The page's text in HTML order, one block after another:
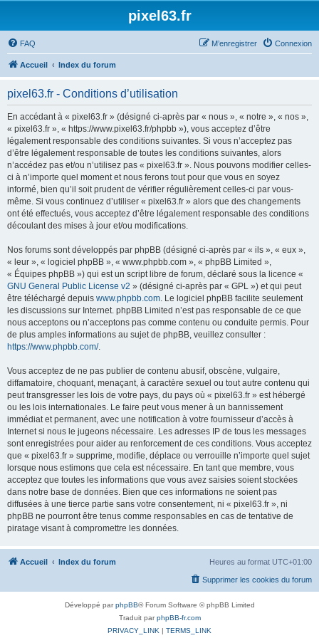
pixel63.fr
FAQ Connexion
M’enregistrer
Accueil Index du forum
pixel63.fr - Conditions d’utilisation
En accédant à « pixel63.fr » (désigné ci-après par « nous », « notre », « nos »,
« pixel63.fr », « https://www.pixel63.fr/phpbb »), vous acceptez d’être
légalement responsable des conditions suivantes. Si vous n’acceptez pas
d’être légalement responsable de toutes les conditions suivantes, alors
n’accédez pas et/ou n’utilisez pas « pixel63.fr ». Nous pouvons modifier celles-
ci à n’importe quel moment et nous ferons tout pour que vous en soyez
informé, bien qu’il soit prudent de vérifier régulièrement celles-ci par vous-
même. Si vous continuez d’utiliser « pixel63.fr » alors que des changements
ont été effectués, vous acceptez d’être légalement responsable des conditions
découlant des mises à jour et/ou modifications.
Nos forums sont développés par phpBB (désigné ci-après par « ils », « eux »,
« leur », « logiciel phpBB », « www.phpbb.com », « phpBB Limited »,
« Équipes phpBB ») qui est un script libre de forum, déclaré sous la licence «
GNU General Public License v2 » (désigné ci-après par « GPL ») et qui peut
être téléchargé depuis www.phpbb.com. Le logiciel phpBB facilite seulement
les discussions sur Internet. phpBB Limited n’est pas responsable de ce que
nous acceptons ou n’acceptons pas comme contenu ou conduite permis. Pour
de plus amples informations au sujet de phpBB, veuillez consulter :
https://www.phpbb.com/.
Vous acceptez de ne pas publier de contenu abusif, obscène, vulgaire,
diffamatoire, choquant, menaçant, à caractère sexuel ou tout autre contenu qui
peut transgresser les lois de votre pays, du pays où « pixel63.fr » est hébergé
ou les lois internationales. Le faire peut vous mener à un bannissement
immédiat et permanent, avec une notification à votre fournisseur d’accès à
Internet si nous le jugeons nécessaire. Les adresses IP de tous les messages
sont enregistrées pour aider au renforcement de ces conditions. Vous acceptez
que « pixel63.fr » supprime, modifie, déplace ou verrouille n’importe quel sujet
lorsque nous estimons que cela est nécessaire. En tant que membre, vous
acceptez que toutes les informations que vous avez saisies soient stockées
dans notre base de données. Bien que ces informations ne soient pas
diffusées à une tierce partie sans votre consentement, ni « pixel63.fr », ni
phpBB ne pourront être tenus comme responsables en cas de tentative de
piratage visant à compromettre les données.
Accueil Index du forum Heures au format UTC+01:00
Supprimer les cookies du forum
Développé parphpBB® Forum Software © phpBB Limited
Traduit parphpBB-fr.com
PRIVACY_LINK | TERMS_LINK